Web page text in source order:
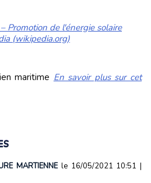
Promotion de l'énergie solaire
(wikipedia.org)
maritime En savoir plus sur cet
MARTIENNE le 16/05/2021 10:51 |